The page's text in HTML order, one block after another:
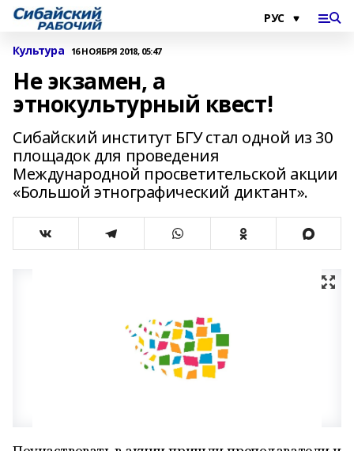
Культура 16 НОЯБРЯ 2018, 05:47
Не экзамен, а
этнокультурный квест!
Сибайский институт БГУ стал одной из 30
площадок для проведения
Международной просветительской акции
«Большой этнографический диктант».